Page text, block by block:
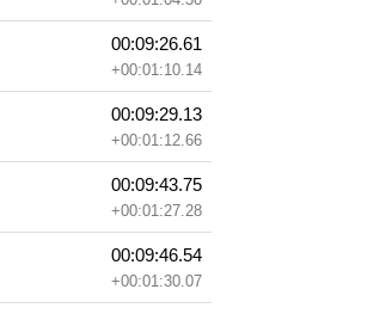
00:09:26.61
+00:01:10.14
00:09:29.13
+00:01:12.66
00:09:43.75
+00:01:27.28
00:09:46.54
+00:01:30.07